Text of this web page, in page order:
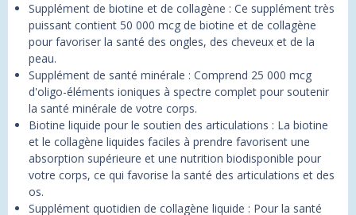
Supplément de biotine et de collagène : Ce supplément très
puissant contient 50 000 mcg de biotine et de collagène
pour favoriser la santé des ongles, des cheveux et de la
peau.
Supplément de santé minérale : Comprend 25 000 mcg
d'oligo-éléments ioniques à spectre complet pour soutenir
la santé minérale de votre corps.
Biotine liquide pour le soutien des articulations : La biotine
et le collagène liquides faciles à prendre favorisent une
absorption supérieure et une nutrition biodisponible pour
votre corps, ce qui favorise la santé des articulations et des
os.
Supplément quotidien de collagène liquide : Pour la santé